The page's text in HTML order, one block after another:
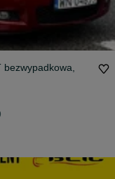
bezwypadkowa,